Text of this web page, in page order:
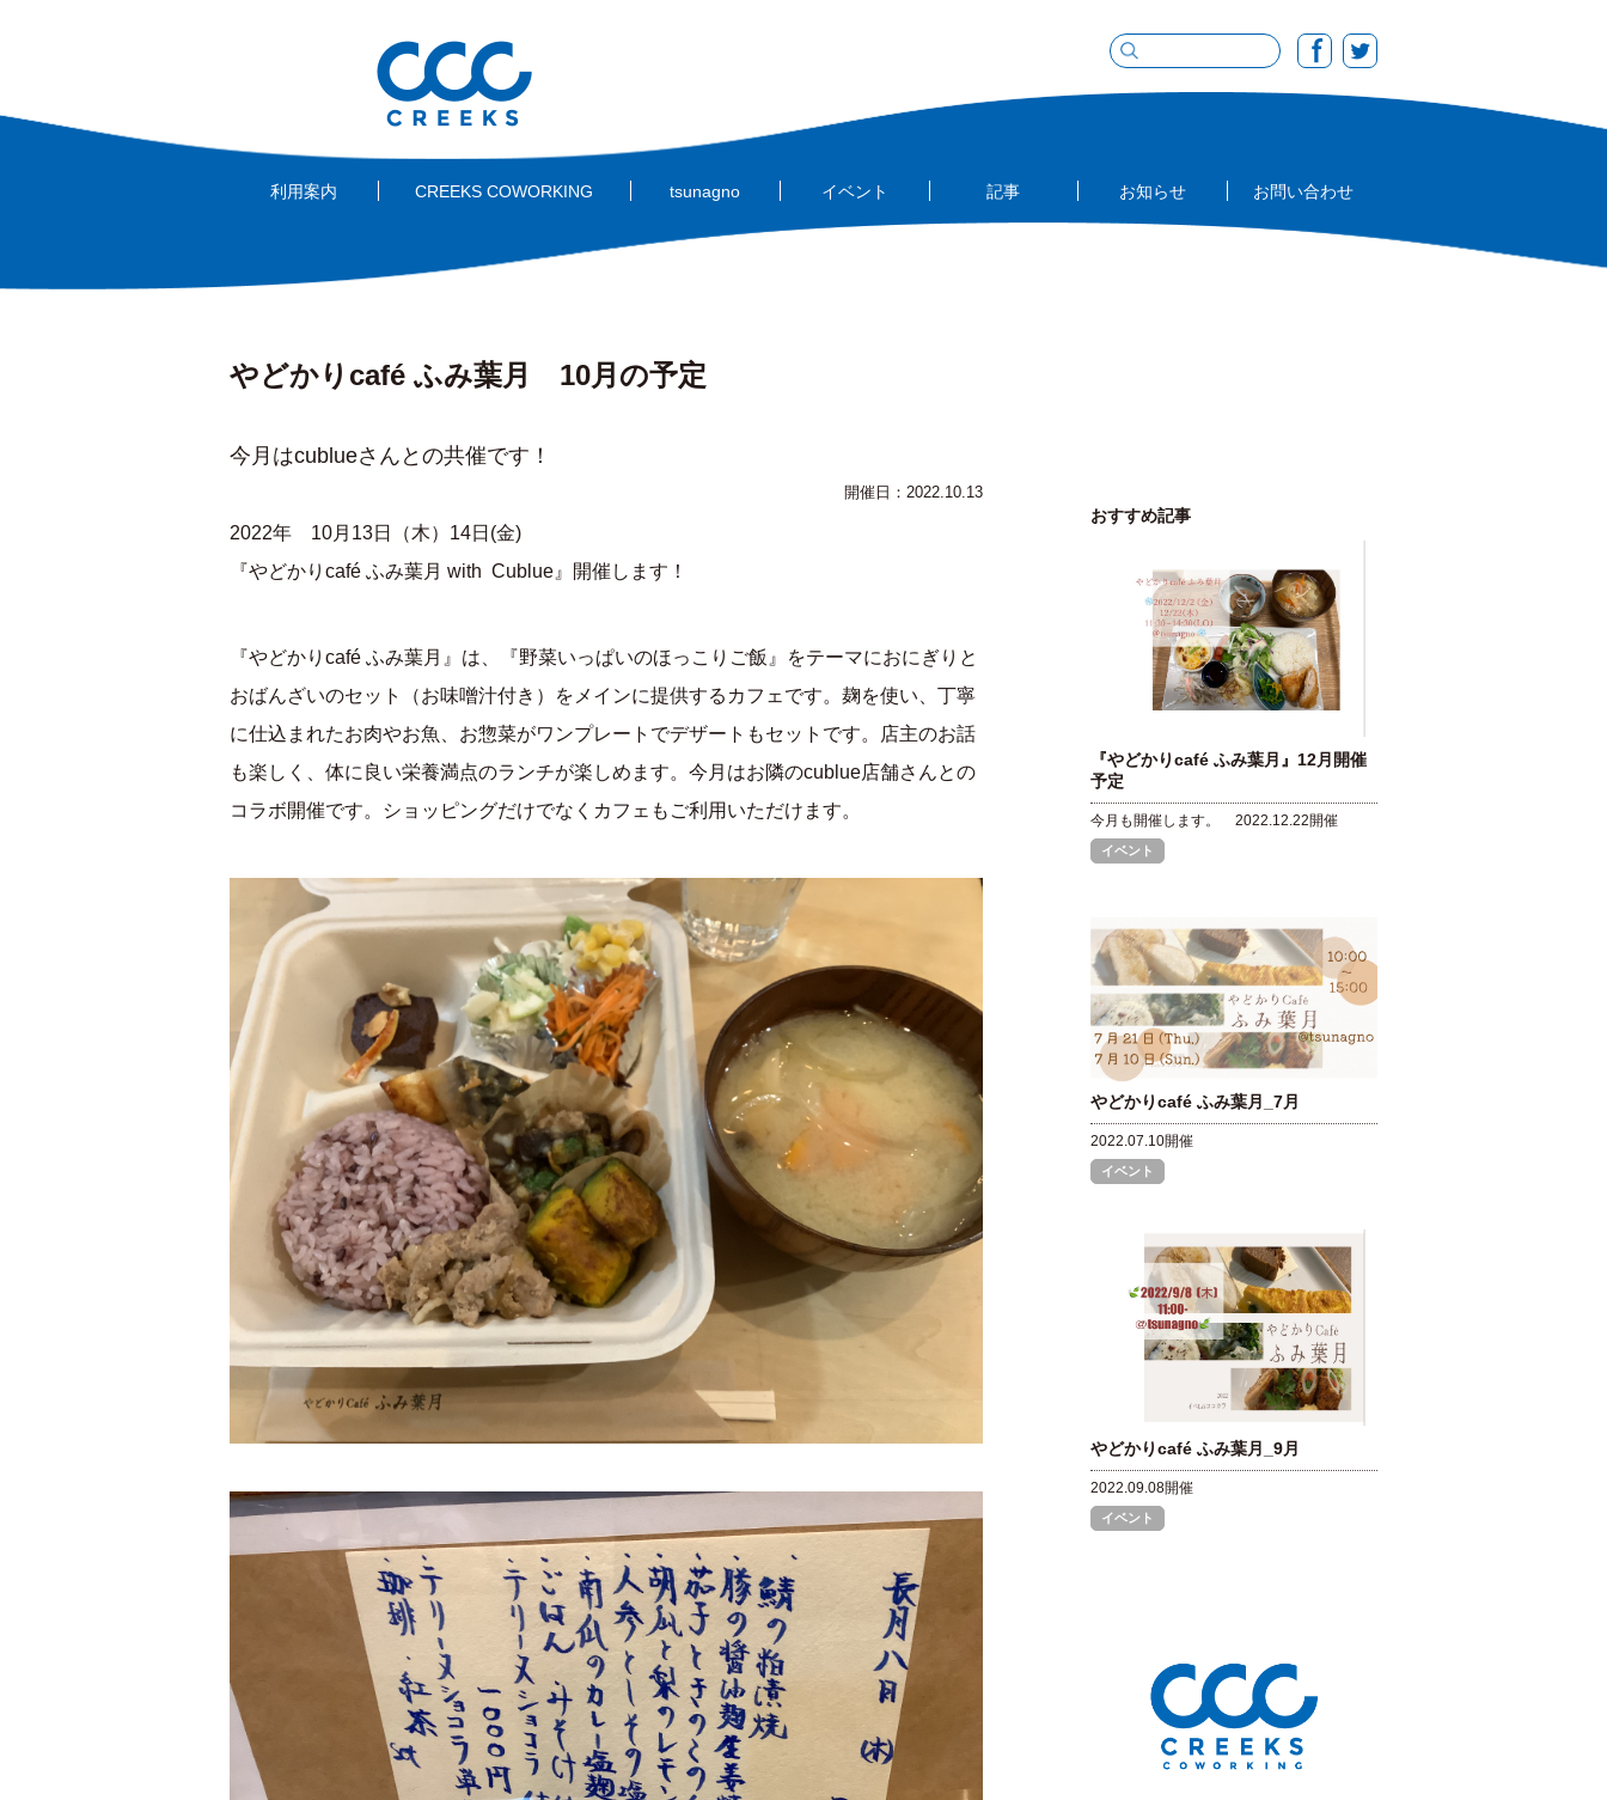
利用案内 CREEKS COWORKING tsunagno イベント 記事 お知らせ お問い合わせ
やどかりcafé ふみ葉月 10月の予定
今月はcublueさんとの共催です！
開催日：2022.10.13
2022年 10月13日（木）14日(金)
『やどかりcafé ふみ葉月 with Cublue』開催します！
『やどかりcafé ふみ葉月』は、『野菜いっぱいのほっこりご飯』をテーマにおにぎりと
おばんざいのセット（お味噌汁付き）をメインに提供するカフェです。麹を使い、丁寧
に仕込まれたお肉やお魚、お惣菜がワンプレートでデザートもセットです。店主のお話
も楽しく、体に良い栄養満点のランチが楽しめます。今月はお隣のcublue店舗さんとの
コラボ開催です。ショッピングだけでなくカフェもご利用いただけます。
おすすめ記事
『やどかりcafé ふみ葉月』12月開催
予定
今月も開催します。 2022.12.22開催
イベント
やどかりcafé ふみ葉月_7月
2022.07.10開催
イベント
やどかりcafé ふみ葉月_9月
2022.09.08開催
イベント